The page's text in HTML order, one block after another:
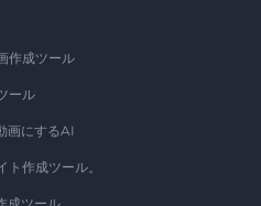
作成ツール
ール
画にするAI
作成ツール。